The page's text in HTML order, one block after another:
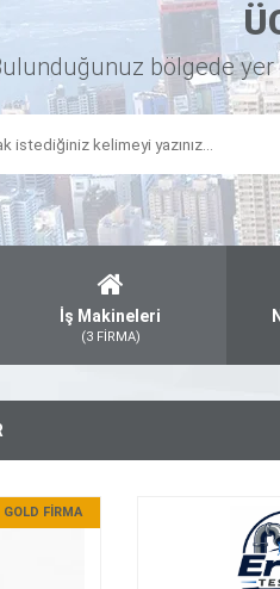
bölgede yer
İş Makineleri
(3 FİRMA)
GOLD FİRMA